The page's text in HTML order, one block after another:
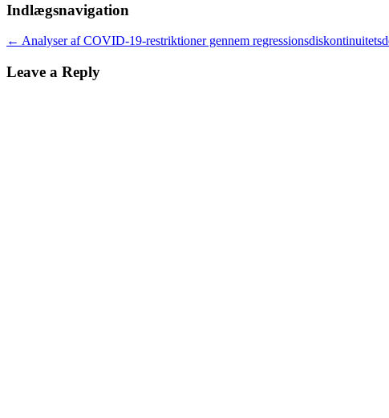
Indlægsnavigation
← Analyser af COVID-19-restriktioner gennem
Leave a Reply